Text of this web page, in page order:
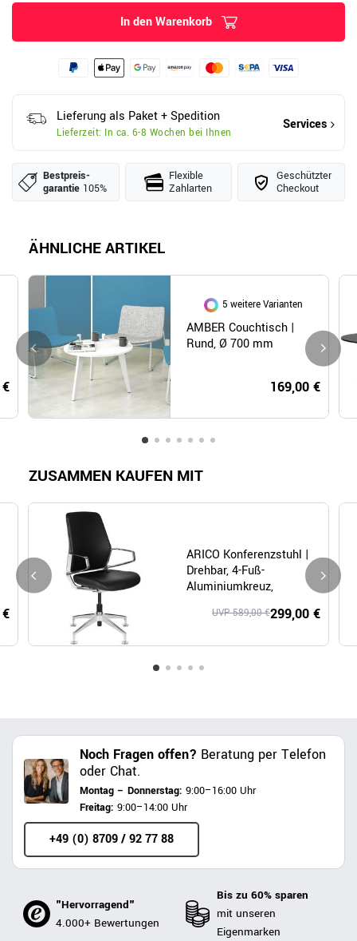
In den Warenkorb
Lieferung als Paket + Spedition
Lieferzeit: In ca. 6-8 Wochen bei Ihnen
Services
Bestpreis­
garantie 105%
Flexible
Zahlarten
Geschützter
Checkout
ÄHNLICHE ARTIKEL
5 weitere Varianten
AMBER Couchtisch |
Rund, Ø 700 mm
169,00 €
ZUSAMMEN KAUFEN MIT
ARICO Konferenzstuhl |
Drehbar, 4-Fuß-
Aluminiumkreuz,
299,00 €
UVP 589,00 €
Noch Fragen offen? Beratung per Telefon
oder Chat.
Montag – Donnerstag: 9:00–16:00 Uhr
Freitag: 9:00–14:00 Uhr
+49 (0) 8709 / 92 77 88
"Hervorragend"
4.000+ Bewertungen
Bis zu 60% sparen
mit unseren
Eigenmarken